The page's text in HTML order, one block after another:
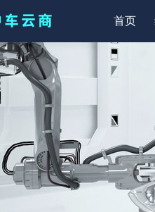
首页